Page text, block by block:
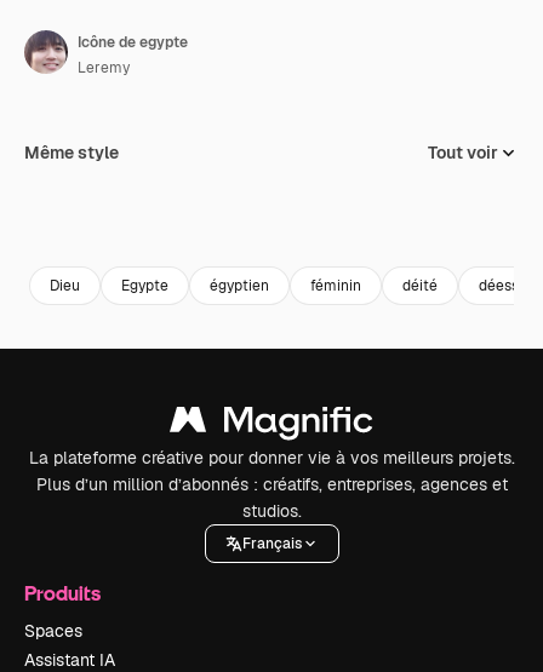
Icône de egypte
Leremy
Même style Tout voir
Dieu Egypte égyptien féminin déité déesse
La plateforme créative pour donner vie à vos meilleurs projets.
Plus d’un million d’abonnés : créatifs, entreprises, agences et
studios.
Français
Produits
Spaces
Assistant IA